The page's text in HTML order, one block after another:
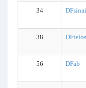
34
38 DFtelos
56 DFab